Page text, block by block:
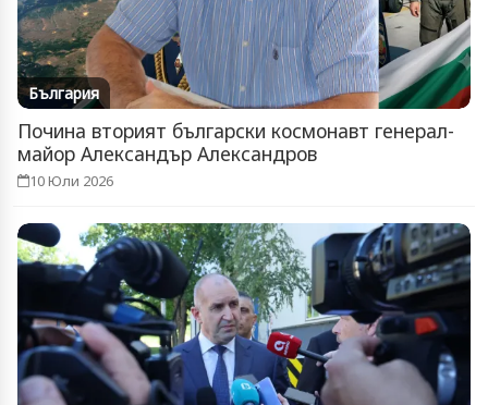
България
Почина вторият български космонавт генерал-
майор Александър Александров
10 Юли 2026